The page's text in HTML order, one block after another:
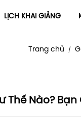
LỊCH KHAI GIẢNG
Trang chủ /
Thế Nào? Bạn